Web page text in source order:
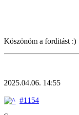
Köszönöm a forditást :)
2025.04.06. 14:55
#1154